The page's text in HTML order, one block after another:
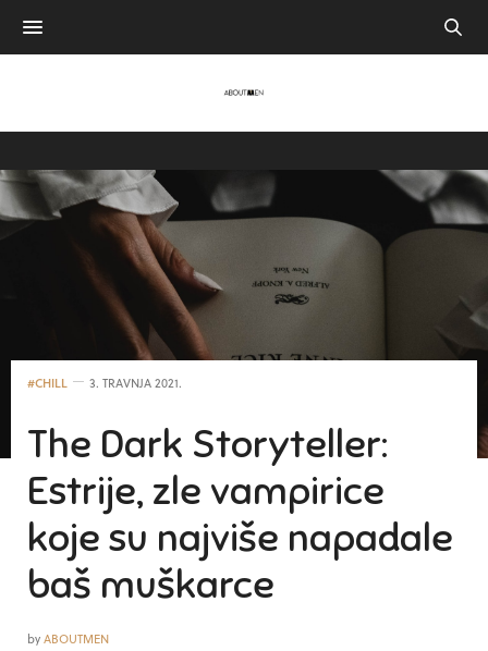
#CHILL 3. TRAVNJA 2021.
The Dark Storyteller:
Estrije, zle vampirice
koje su najviše napadale
baš muškarce
byABOUTMEN